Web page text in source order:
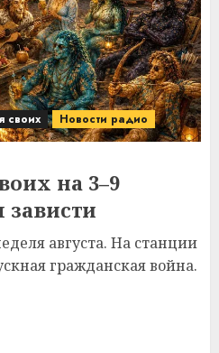
своих Новости радио
на 3–9
зависти
августа. На станции
гражданская война.